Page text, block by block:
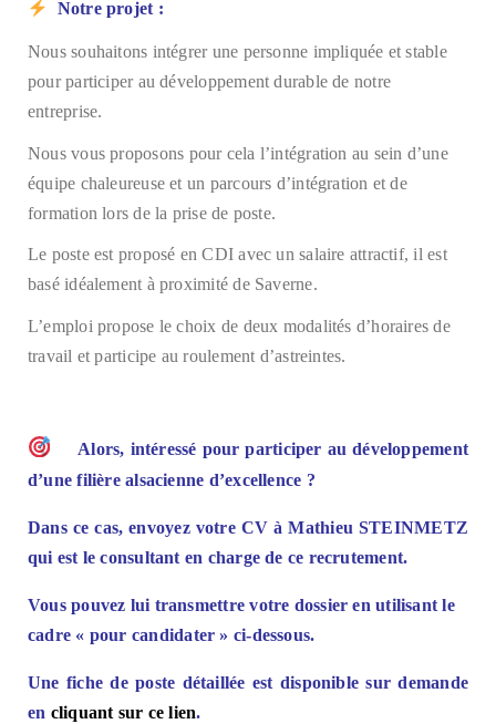
Notre projet :
Nous souhaitons intégrer une personne impliquée et stable
pour participer au développement durable de notre
entreprise.
Nous vous proposons pour cela l’intégration au sein d’une
équipe chaleureuse et un parcours d’intégration et de
formation lors de la prise de poste.
Le poste est proposé en CDI avec un salaire attractif, il est
basé idéalement à proximité de Saverne.
L’emploi propose le choix de deux modalités d’horaires de
travail et participe au roulement d’astreintes.
Alors, intéressé pour participer au développement
d’une filière alsacienne d’excellence ?
Dans ce cas, envoyez votre CV à Mathieu STEINMETZ
qui est le consultant en charge de ce recrutement.
Vous pouvez lui transmettre votre dossier en utilisant le
cadre « pour candidater » ci-dessous.
Une fiche de poste détaillée est disponible sur demande
en cliquant sur ce lien.